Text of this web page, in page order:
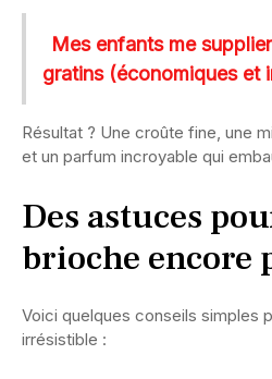
Mes enfants me
gratins (économiques et
Résultat ? Une croûte fine, une
et un parfum incroyable qui
Des astuces
brioche encore
Voici quelques conseils simples
irrésistible :